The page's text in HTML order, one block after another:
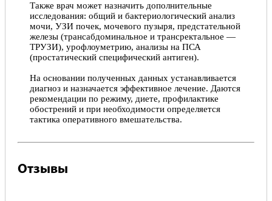
Также врач может назначить дополнительные
исследования: общий и бактериологический анализ
мочи, УЗИ почек, мочевого пузыря, предстательной
железы (трансабдоминальное и трансректальное —
ТРУЗИ), урофлоуметрию, анализы на ПСА
(простатический специфический антиген).
На основании полученных данных устанавливается
диагноз и назначается эффективное лечение. Даются
рекомендации по режиму, диете, профилактике
обострений и при необходимости определяется
тактика оперативного вмешательства.
Отзывы